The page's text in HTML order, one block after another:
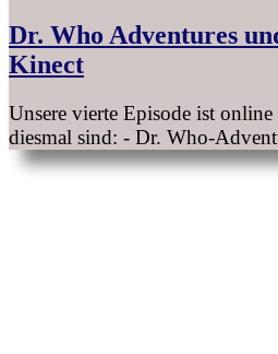
Dr. Who Adventures
Kinect
Unsere vierte Episode ist
diesmal sind: - Dr. Who-